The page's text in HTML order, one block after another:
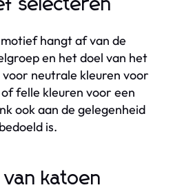
selecteren
hangt af van de
en het doel van het
neutrale kleuren voor
felle kleuren voor een
ook aan de gelegenheid
is.
katoen